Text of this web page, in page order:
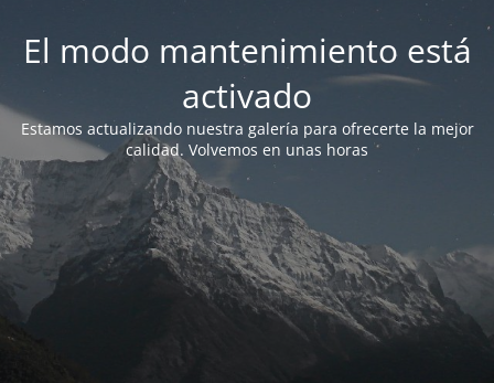
El modo mantenimiento está
activado
Estamos actualizando nuestra galería para ofrecerte la mejor
calidad. Volvemos en unas horas